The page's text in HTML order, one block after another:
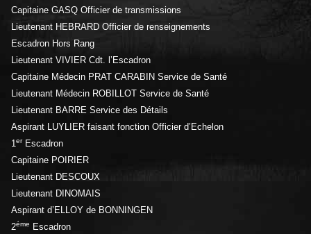
Capitaine GASQ Officier de transmissions
Lieutenant HEBRARD Officier de renseignements
Escadron Hors Rang
Lieutenant VIVIER Cdt. l’Escadron
Capitaine Médecin PRAT CARABIN Service de Santé
Lieutenant Médecin ROBILLOT Service de Santé
Lieutenant BARRE Service des Détails
Aspirant LUYLIER faisant fonction Officier d’Echelon
1erEscadron
Capitaine POIRIER
Lieutenant DESCOUX
Lieutenant DINOMAIS
Aspirant d’ELLOY de BONNINGEN
2éme
Escadron